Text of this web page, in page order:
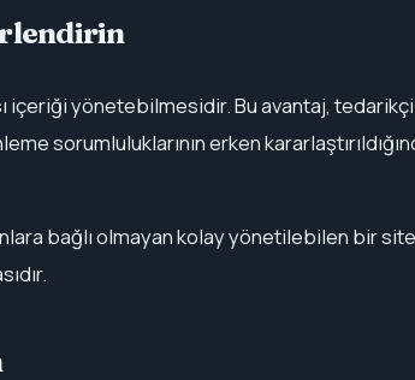
içeriği yönetebilmesidir. Bu avantaj,
sorumluluklarının erken
bağlı olmayan kolay yönetilebilen bir site